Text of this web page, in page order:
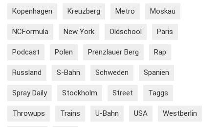
Kopenhagen Kreuzberg Metro Moskau
NCFormula New York Oldschool Paris
Podcast Polen Prenzlauer Berg Rap
Russland S-Bahn Schweden Spanien
Spray Daily Stockholm Street Taggs
Throwups Trains U-Bahn USA Westberlin